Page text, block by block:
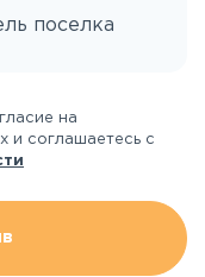
поселка
на
и соглашаетесь с